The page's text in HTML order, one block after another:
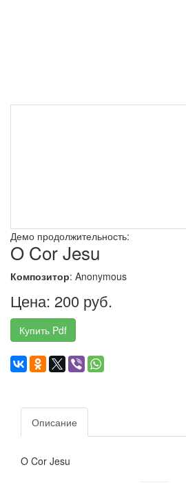
Демо продолжительность:
O Cor Jesu
Композитор: Anonymous
Цена: 200 руб.
Купить Pdf
Описание
O Cor Jesu